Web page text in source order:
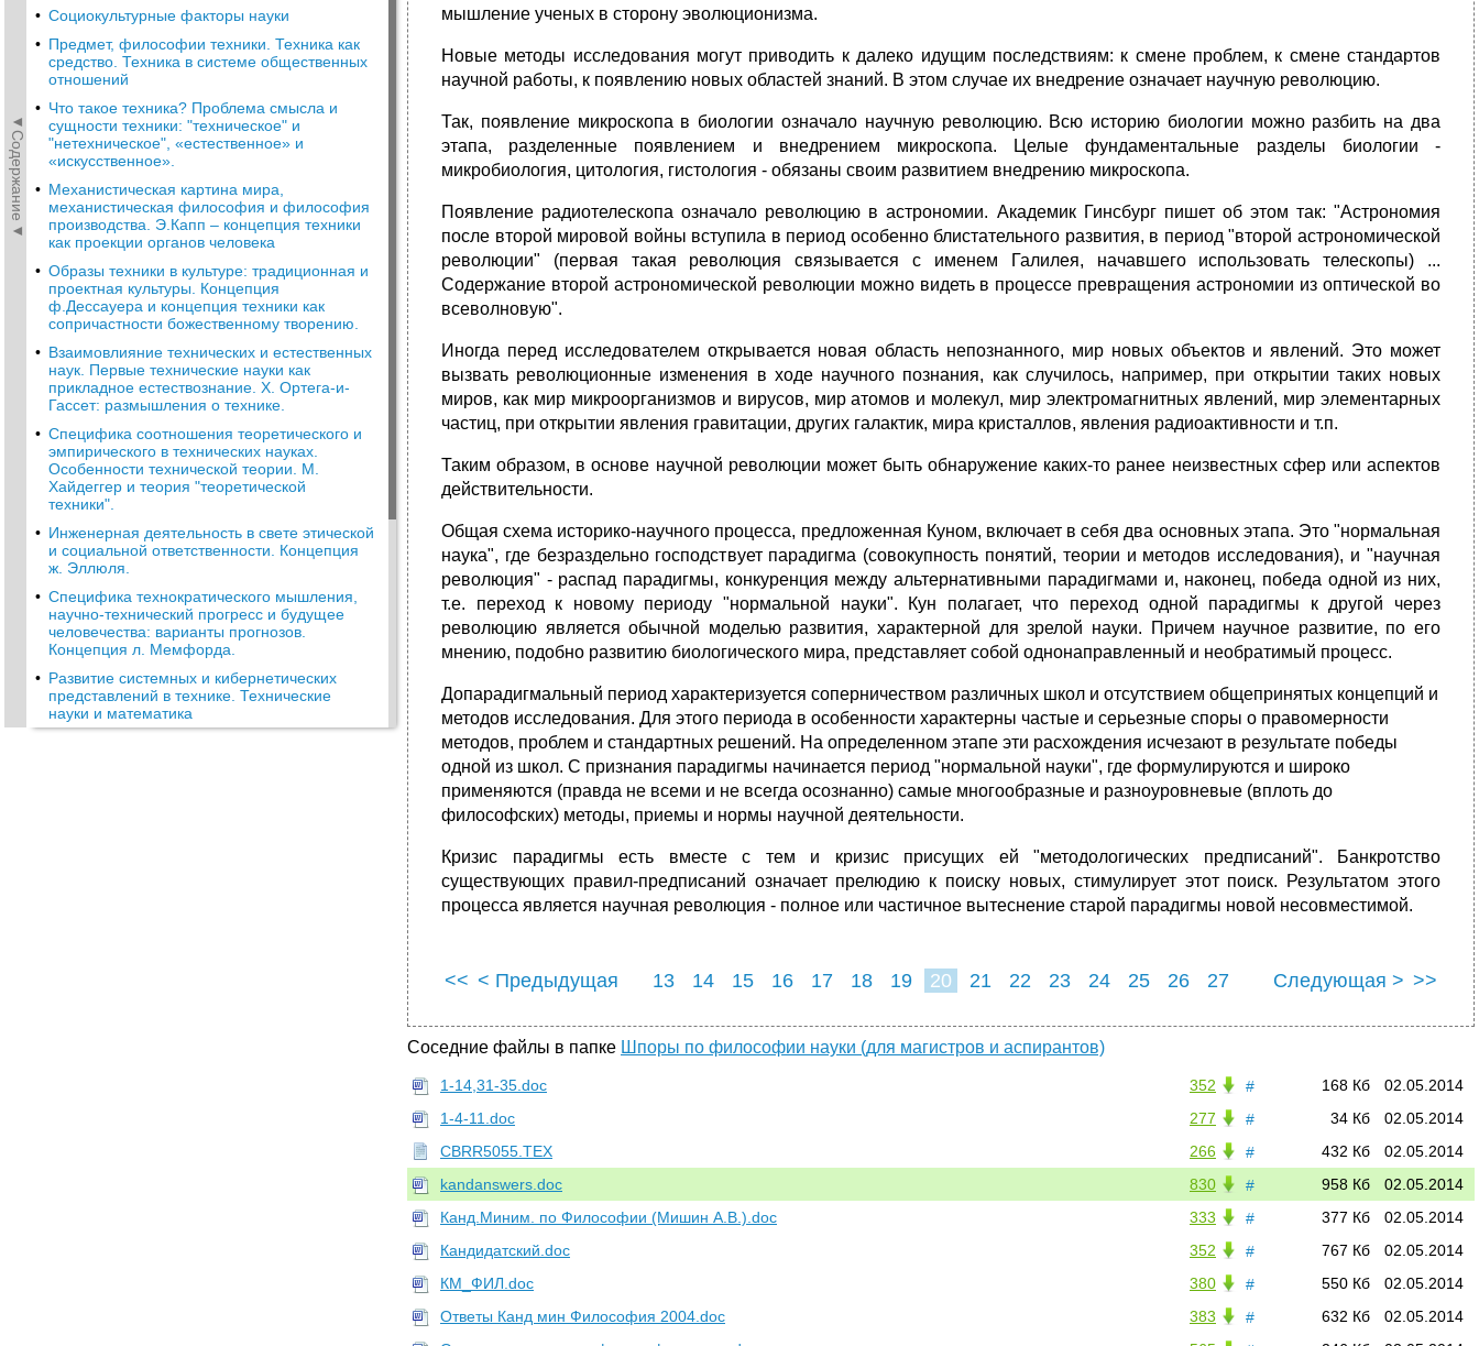
◄Содержание◄
• Социокультурные факторы науки
• Предмет, философии техники. Техника как
средство. Техника в системе общественных
отношений
• Что такое техника? Проблема смысла и
сущности техники: "техническое" и
"нетехническое", «естественное» и
«искусственное».
• Механистическая картина мира,
механистическая философия и философия
производства. Э.Капп – концепция техники
как проекции органов человека
• Образы техники в культуре: традиционная и
проектная культуры. Концепция
ф.Дессауера и концепция техники как
сопричастности божественному творению.
• Взаимовлияние технических и естественных
наук. Первые технические науки как
прикладное естествознание. Х. Ортега-и-
Гассет: размышления о технике.
• Специфика соотношения теоретического и
эмпирического в технических науках.
Особенности технической теории. М.
Хайдеггер и теория "теоретической
техники".
• Инженерная деятельность в свете этической
и социальной ответственности. Концепция
ж. Эллюля.
• Специфика технократического мышления,
научно-технический прогресс и будущее
человечества: варианты прогнозов.
Концепция л. Мемфорда.
• Развитие системных и кибернетических
представлений в технике. Технические
науки и математика
мышление ученых в сторону эволюционизма.
Новые методы исследования могут приводить к далеко идущим последствиям: к смене проблем, к смене стандартов
научной работы, к появлению новых областей знаний. В этом случае их внедрение означает научную революцию.
Так, появление микроскопа в биологии означало научную революцию. Всю историю биологии можно разбить на два
этапа, разделенные появлением и внедрением микроскопа. Целые фундаментальные разделы биологии -
микробиология, цитология, гистология - обязаны своим развитием внедрению микроскопа.
Появление радиотелескопа означало революцию в астрономии. Академик Гинсбург пишет об этом так: "Астрономия
после второй мировой войны вступила в период особенно блистательного развития, в период "второй астрономической
революции" (первая такая революция связывается с именем Галилея, начавшего использовать телескопы) ...
Содержание второй астрономической революции можно видеть в процессе превращения астрономии из оптической во
всеволновую".
Иногда перед исследователем открывается новая область непознанного, мир новых объектов и явлений. Это может
вызвать революционные изменения в ходе научного познания, как случилось, например, при открытии таких новых
миров, как мир микроорганизмов и вирусов, мир атомов и молекул, мир электромагнитных явлений, мир элементарных
частиц, при открытии явления гравитации, других галактик, мира кристаллов, явления радиоактивности и т.п.
Таким образом, в основе научной революции может быть обнаружение каких-то ранее неизвестных сфер или аспектов
действительности.
Общая схема историко-научного процесса, предложенная Куном, включает в себя два основных этапа. Это "нормальная
наука", где безраздельно господствует парадигма (совокупность понятий, теории и методов исследования), и "научная
революция" - распад парадигмы, конкуренция между альтернативными парадигмами и, наконец, победа одной из них,
т.е. переход к новому периоду "нормальной науки". Кун полагает, что переход одной парадигмы к другой через
революцию является обычной моделью развития, характерной для зрелой науки. Причем научное развитие, по его
мнению, подобно развитию биологического мира, представляет собой однонаправленный и необратимый процесс.
Допарадигмальный период характеризуется соперничеством различных школ и отсутствием общепринятых концепций и
методов исследования. Для этого периода в особенности характерны частые и серьезные споры о правомерности
методов, проблем и стандартных решений. На определенном этапе эти расхождения исчезают в результате победы
одной из школ. С признания парадигмы начинается период "нормальной науки", где формулируются и широко
применяются (правда не всеми и не всегда осознанно) самые многообразные и разноуровневые (вплоть до
философских) методы, приемы и нормы научной деятельности.
Кризис парадигмы есть вместе с тем и кризис присущих ей "методологических предписаний". Банкротство
существующих правил-предписаний означает прелюдию к поиску новых, стимулирует этот поиск. Результатом этого
процесса является научная революция - полное или частичное вытеснение старой парадигмы новой несовместимой.
<< < Предыдущая 13 14 15 16 17 18 19 20 21 22 23 24 25 26
27
Следующая > >>
Соседние файлы в папке Шпоры по философии науки (для магистров и аспирантов)
# 02.05.2014
168 Кб
352
1-14,31-35.doc
#
02.05.2014
34 Кб
277
1-4-11.doc
#
02.05.2014
432 Кб
266
CBRR5055.TEX
#
02.05.2014
958 Кб
830
kandanswers.doc
#
02.05.2014
377 Кб
333
Канд.Миним. по Философии (Мишин А.В.).doc
#
02.05.2014
767 Кб
352
Кандидатский.doc
#
02.05.2014
550 Кб
380
КМ_ФИЛ.doc
#
02.05.2014
632 Кб
383
Ответы Канд мин Философия 2004.doc